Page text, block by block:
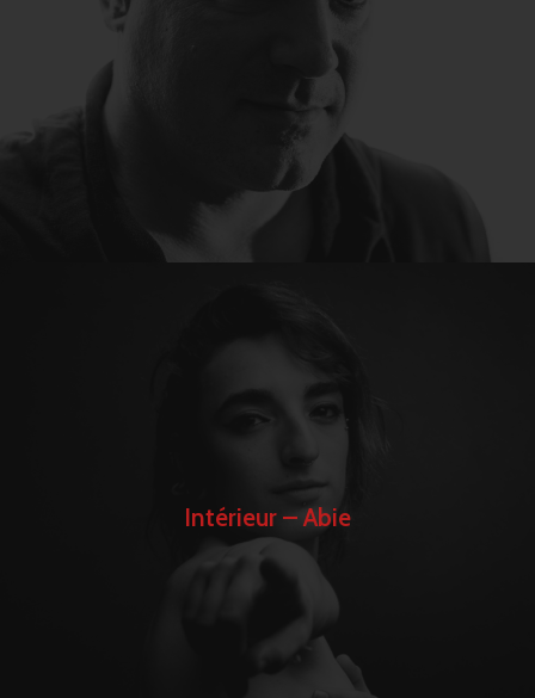
Intérieur – Abie